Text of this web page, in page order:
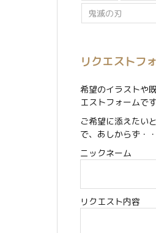
鬼滅の刃
リクエストフ
希望のイラストや
エストフォームです
ご希望に添えたい
で、あしからず・・
ニックネーム
リクエスト内容